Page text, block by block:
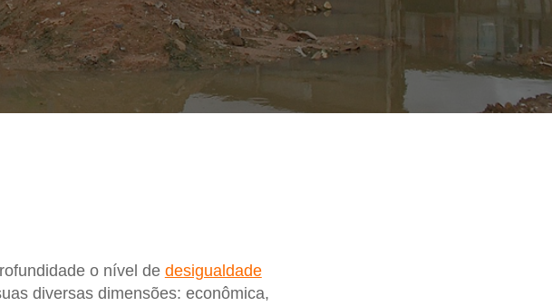
o nível de desigualdade
diversas dimensões: econômica,